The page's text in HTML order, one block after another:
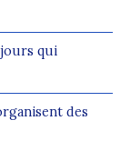
qui
des